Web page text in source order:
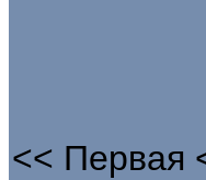
<< Первая